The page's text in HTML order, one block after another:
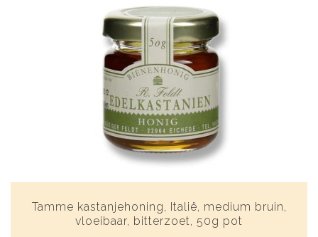
Tamme kastanjehoning, Italië, medium bruin,
vloeibaar, bitterzoet, 50g pot